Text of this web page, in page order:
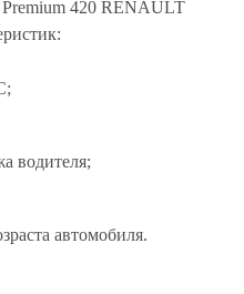
420 RENAULT
водителя;
автомобиля.